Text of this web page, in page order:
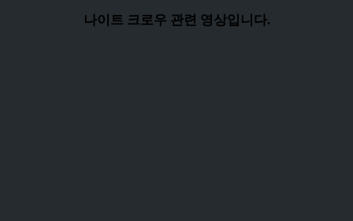
나이트 크로우 관련 영상입니다.